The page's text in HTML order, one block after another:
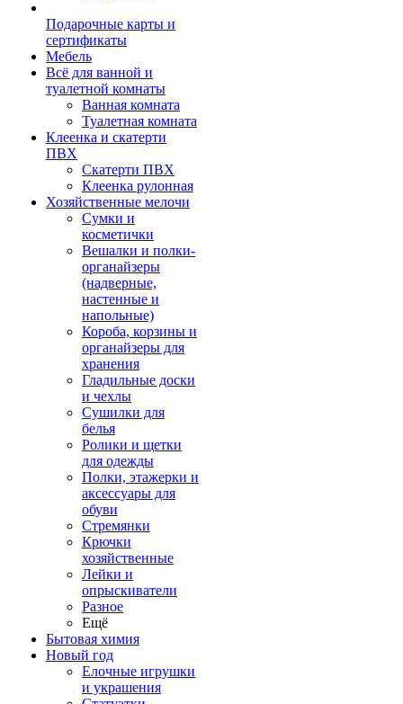
Подарочные карты и
сертификаты
Мебель
Всё для ванной и
туалетной комнаты
Ванная комната
Туалетная комната
Клеенка и скатерти
ПВХ
Скатерти ПВХ
Клеенка рулонная
Хозяйственные мелочи
Сумки и
косметички
Вешалки и полки-
органайзеры
(надверные,
настенные и
напольные)
Короба, корзины и
органайзеры для
хранения
Гладильные доски
и чехлы
Сушилки для
белья
Ролики и щетки
для одежды
Полки, этажерки и
аксессуары для
обуви
Стремянки
Крючки
хозяйственные
Лейки и
опрыскиватели
Разное
Ещё
Бытовая химия
Новый год
Елочные игрушки
и украшения